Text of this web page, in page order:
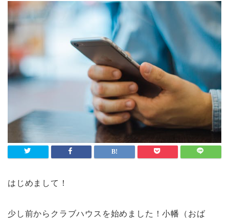
はじめまして！
少し前からクラブハウスを始めました！小幡（おば